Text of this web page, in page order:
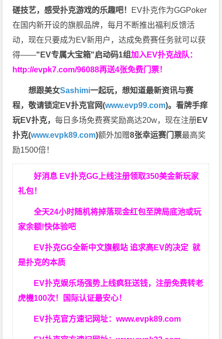
磋技艺，感受扑克游戏的乐趣吧！ EV扑克作为GGPoker
在国内新开设的旗舰品牌，每月不断推出福利反馈活
动，现在只要成为EV新用户，达成免费赛任务就可以获
得——"EV专属大宝箱"启动码1组加入EV扑克战队：
http://evpk7.com/96088再送4张免费门票！
想跟美女Sashimi一起玩，想知道最新资讯与赛
程，敬请锁定EV扑克官网(www.evp99.com)。看牌手痒
玩EV扑克，每日多场免费赛奖励高达20w，现在注册EV
扑克(www.evpk89.com)额外加赠8张幸运赛门票最高奖
励1500倍！
好消息 EV扑克GG上线注册领取350美金新玩家
礼包！
全天24小时随机将掉落现金红包至牌局底池或玩
家余额!快体验吧
EV扑克GG全新中文旗舰站 追求高EV的决定就
是扑克的本质
EV扑克娱乐场强势上线疯狂送钱，注册免费转老
虎機100次！国际认证最安心！
EV扑克官方速记网址：www.evpk89.com